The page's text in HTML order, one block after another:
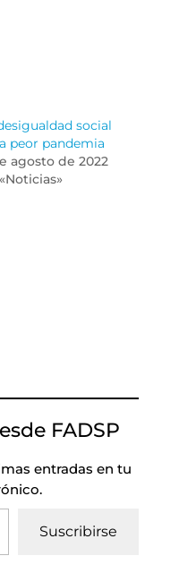
social
peor pandemia
agosto de 2022
FADSP
entradas en tu
Suscribirse